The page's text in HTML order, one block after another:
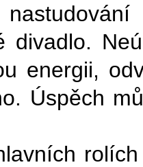
divadlo.
energii,
Úspěch